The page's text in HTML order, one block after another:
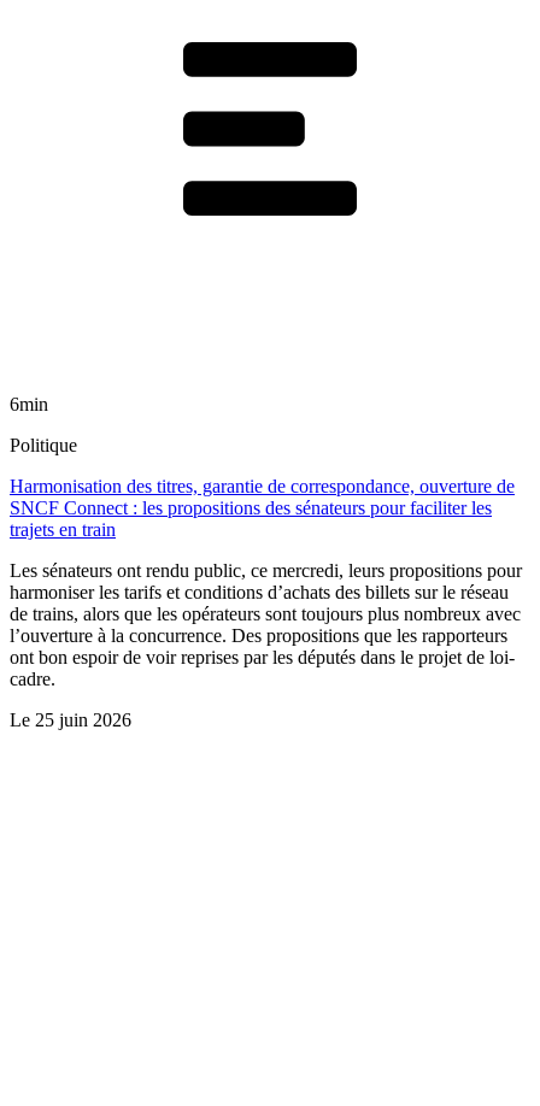
6min
Politique
Harmonisation des titres, garantie de correspondance, ouverture de
SNCF Connect : les propositions des sénateurs pour faciliter les
trajets en train
Les sénateurs ont rendu public, ce mercredi, leurs propositions pour
harmoniser les tarifs et conditions d’achats des billets sur le réseau
de trains, alors que les opérateurs sont toujours plus nombreux avec
l’ouverture à la concurrence. Des propositions que les rapporteurs
ont bon espoir de voir reprises par les députés dans le projet de loi-
cadre.
Le 25 juin 2026